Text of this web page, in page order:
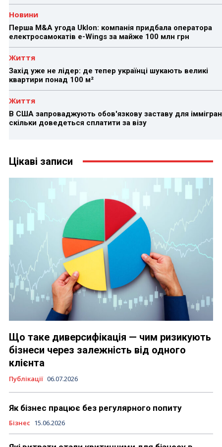
Новини
Перша M&A угода Uklon: компанія придбала оператора
електросамокатів e-Wings за майже 100 млн грн
Життя
Захід уже не лідер: де тепер українці шукають великі
квартири понад 100 м²
Життя
В США запроваджують обов'язкову заставу для
скільки доведеться сплатити за візу
Цікаві записи
Що таке диверсифікація — чим ризикують
бізнеси через залежність від одного
клієнта
Публікації 06.07.2026
Як бізнес працює без регулярного попиту
Бізнес 15.06.2026